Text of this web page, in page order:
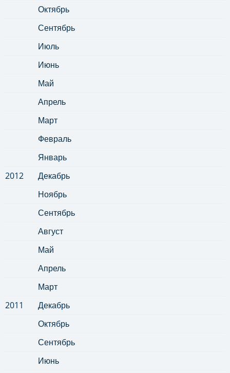
Октябрь
Сентябрь
Июль
Июнь
Май
Апрель
Март
Февраль
Январь
2012
Декабрь
Ноябрь
Сентябрь
Август
Май
Апрель
Март
2011
Декабрь
Октябрь
Сентябрь
Июнь